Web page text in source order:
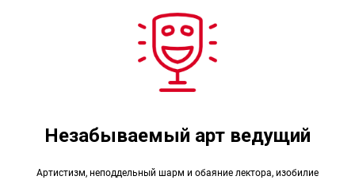
Незабываемый арт ведущий
Артистизм, неподдельный шарм и обаяние лектора, изобилие